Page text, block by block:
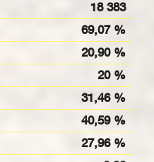
18 383
69,07 %
20,90 %
20 %
31,46 %
40,59 %
27,96 %